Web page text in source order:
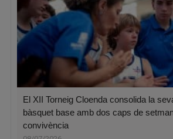
El XII Torneig Cloenda consolida la
bàsquet base amb dos caps de
convivència